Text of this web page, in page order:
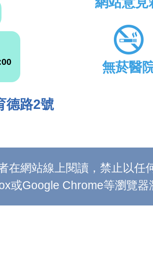
德路2號
無菸醫
網站線上閱讀，禁止以任
或Google Chrome等瀏覽器